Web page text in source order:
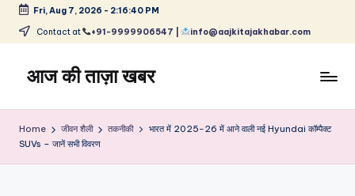
Skip
content
Fri, Aug 7, 2026 - 2:16:41 PM
Contact at +91-9999906547 | info@aajkitajakhabar.com
आज की ताज़ा खबर
Home जीवन शैली तकनीकी
भारत में 2025-26 में आने वाली नई Hyundai कॉम्पैक्ट
SUVs – जानें सभी विवरण